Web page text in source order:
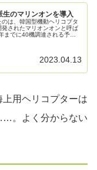
生のマリンオンを導入
は、韓国型機動ヘリコプタ
されたマリオンオンと呼ば
までに40機調達される予定
2023.04.13
用ヘリコプターは
。よく分からない